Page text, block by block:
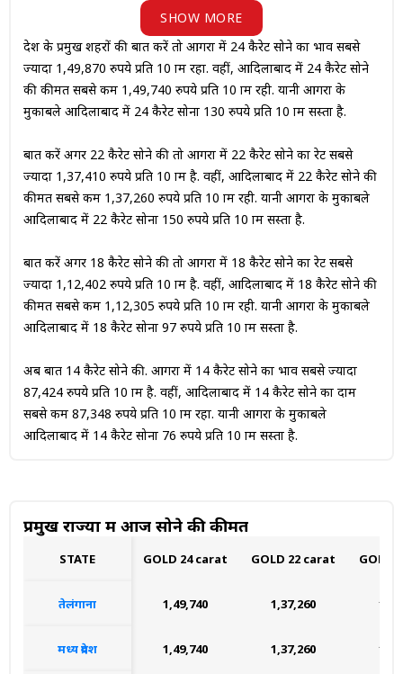
SHOW MORE
देश के प्रमुख शहरों की बात करें तो आगरा में 24 कैरेट सोने का भाव सबसे
ज्यादा 1,49,870 रुपये प्रति 10 ग्राम रहा. वहीं, आदिलाबाद में 24 कैरेट सोने
की कीमत सबसे कम 1,49,740 रुपये प्रति 10 ग्राम रही. यानी आगरा के
मुकाबले आदिलाबाद में 24 कैरेट सोना 130 रुपये प्रति 10 ग्राम सस्ता है.
बात करें अगर 22 कैरेट सोने की तो आगरा में 22 कैरेट सोने का रेट सबसे
ज्यादा 1,37,410 रुपये प्रति 10 ग्राम है. वहीं, आदिलाबाद में 22 कैरेट सोने की
कीमत सबसे कम 1,37,260 रुपये प्रति 10 ग्राम रही. यानी आगरा के मुकाबले
आदिलाबाद में 22 कैरेट सोना 150 रुपये प्रति 10 ग्राम सस्ता है.
बात करें अगर 18 कैरेट सोने की तो आगरा में 18 कैरेट सोने का रेट सबसे
ज्यादा 1,12,402 रुपये प्रति 10 ग्राम है. वहीं, आदिलाबाद में 18 कैरेट सोने की
कीमत सबसे कम 1,12,305 रुपये प्रति 10 ग्राम रही. यानी आगरा के मुकाबले
आदिलाबाद में 18 कैरेट सोना 97 रुपये प्रति 10 ग्राम सस्ता है.
अब बात 14 कैरेट सोने की. आगरा में 14 कैरेट सोने का भाव सबसे ज्यादा
87,424 रुपये प्रति 10 ग्राम है. वहीं, आदिलाबाद में 14 कैरेट सोने का दाम
सबसे कम 87,348 रुपये प्रति 10 ग्राम रहा. यानी आगरा के मुकाबले
आदिलाबाद में 14 कैरेट सोना 76 रुपये प्रति 10 ग्राम सस्ता है.
प्रमुख राज्यों में आज सोने की कीमत
STATE GOLD 24 carat GOLD 22 carat GOLD
तेलंगाना ₹1,49,740 ₹1,37,260
मध्य प्रदेश ₹1,49,740 ₹1,37,260